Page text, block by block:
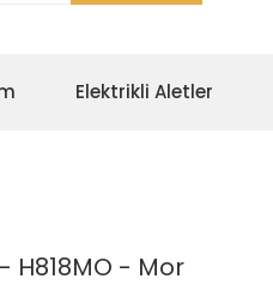
Elektrikli Aletler
H818MO - Mor